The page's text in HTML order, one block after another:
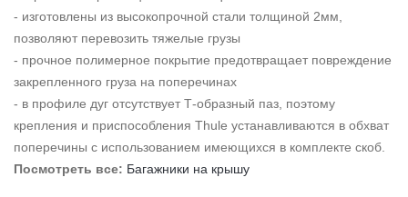
- изготовлены из высокопрочной стали толщиной 2мм,
позволяют перевозить тяжелые грузы
- прочное полимерное покрытие предотвращает повреждение
закрепленного груза на поперечинах
- в профиле дуг отсутствует Т-образный паз, поэтому
крепления и приспособления Thule устанавливаются в обхват
поперечины с использованием имеющихся в комплекте скоб.
Посмотреть все: Багажники на крышу